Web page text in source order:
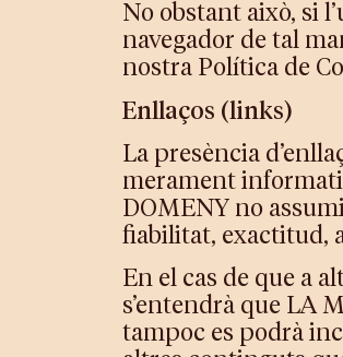
No obstant això, si
navegador de tal
nostra Política de
Enllaços (links)
La presència
merament
DOMENY no
fiabilitat, exactitud,
En el cas de que a
s’entendrà que LA
tampoc es podrà